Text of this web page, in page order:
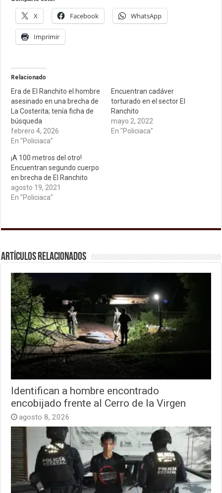
X Facebook WhatsApp
Imprimir
Relacionado
Era de El Ranchito el hombre
asesinado en una brecha de
La Costerita; tenía ficha de
búsqueda
febrero 4, 2026
En "Policiaca"
Encuentran cadáver
torturado en el sector El
Ranchito
mayo 2, 2022
En "Policiaca"
¡A 100 metros del otro!
Encuentran segundo cuerpo
en brecha de El Ranchito
agosto 19, 2021
En "Policiaca"
Artículos relacionados
Identifican a hombre encontrado
encobijado frente al Cerro de la Virgen
agosto 8, 2026